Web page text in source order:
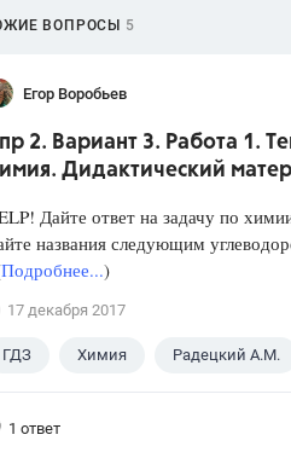
ВОПРОСЫ 5
Егор Воробьев
2. Вариант 3. Работа 1.
Дидактический
Дайте ответ на задачу по
названия следующим
Подробнее...)
17 декабря 2017
ГДЗ Химия Радецкий А.М.
1 ответ